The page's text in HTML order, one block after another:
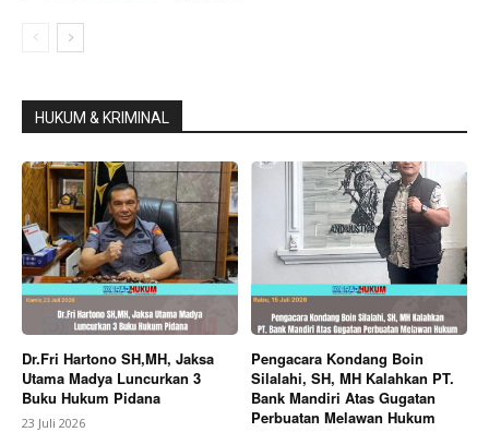
HUKUM & KRIMINAL
Dr.Fri Hartono SH,MH, Jaksa
Utama Madya Luncurkan 3
Buku Hukum Pidana
23 Juli 2026
Pengacara Kondang Boin
Silalahi, SH, MH Kalahkan PT.
Bank Mandiri Atas Gugatan
Perbuatan Melawan Hukum